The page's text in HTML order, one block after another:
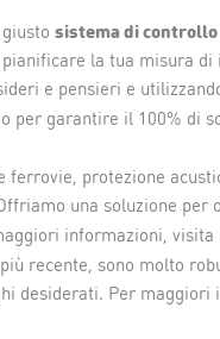
sistema di
la tua misura
e pensieri e
per garantire il 100% di
protezione
una soluzione per
informazioni,
recente, sono molto
desiderati. Per maggiori